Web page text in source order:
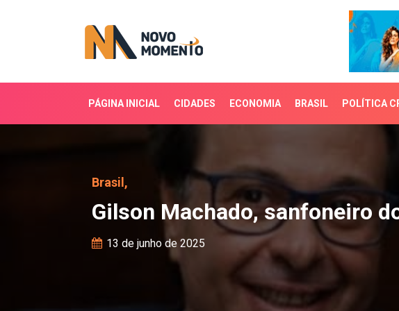
PÁGINA INICIAL CIDADES ECONOMIA BRASIL POLÍTICA
Gilson Machado, sanfoneiro
Brasil,
Gilson Machado, sanfoneiro
13 de junho de 2025